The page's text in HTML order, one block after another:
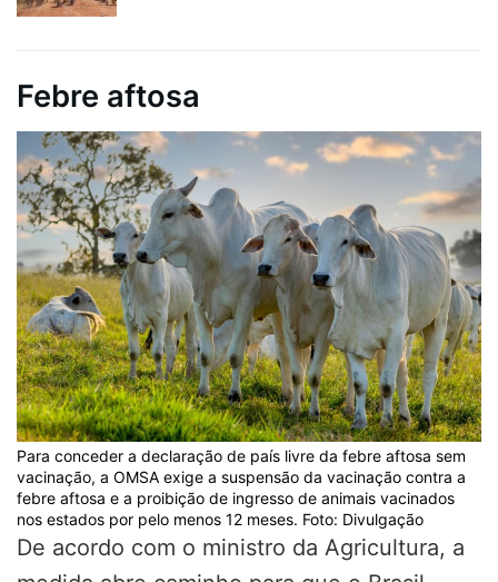
Febre aftosa
Para conceder a declaração de país livre da febre aftosa sem
vacinação, a OMSA exige a suspensão da vacinação contra a
febre aftosa e a proibição de ingresso de animais vacinados
nos estados por pelo menos 12 meses. Foto: Divulgação
De acordo com o ministro da Agricultura, a